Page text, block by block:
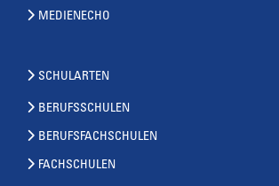
MEDIENECHO
SCHULARTEN
BERUFSSCHULEN
BERUFSFACHSCHULEN
FACHSCHULEN